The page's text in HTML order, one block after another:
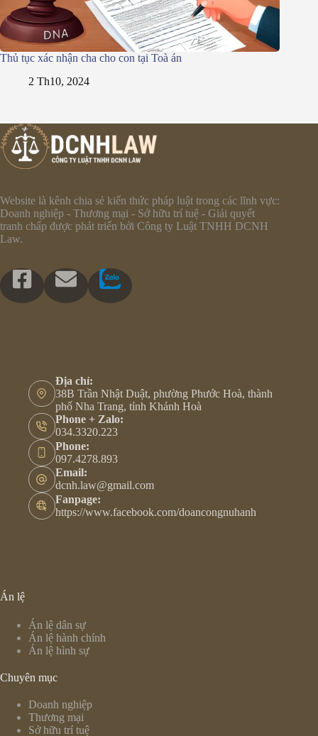
Thủ tục xác nhận cha cho con tại Toà án
2 Th10, 2024
Website là kênh chia sẻ kiến thức pháp luật trong các lĩnh vực:
Doanh nghiệp - Thương mại - Sở hữu trí tuệ - Giải quyết
tranh chấp được phát triển bởi Công ty Luật TNHH DCNH
Law.
Địa chỉ:
38B Trần Nhật Duật, phường Phước Hoà, thành
phố Nha Trang, tỉnh Khánh Hoà
Phone + Zalo:
034.3320.223
Phone:
097.4278.893
Email:
dcnh.law@gmail.com
Fanpage:
https://www.facebook.com/doancongnuhanh
Án lệ
Án lệ dân sự
Án lệ hành chính
Án lệ hình sự
Chuyên mục
Doanh nghiệp
Thương mại
Sở hữu trí tuệ